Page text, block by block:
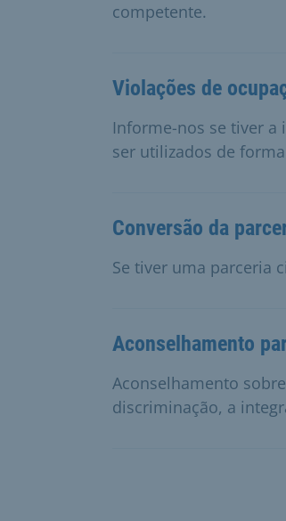
competente.
Violações de
Informe-nos se tiver a
ser utilizados de
Conversão da
Se tiver uma parceria
Aconselhamento
Aconselhamento
discriminação, a